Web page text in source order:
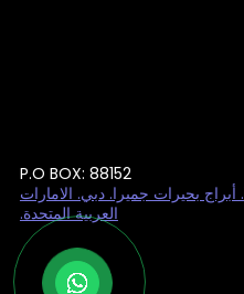
P.O BOX: 88152
فورتشن تاور كلستر C المكتب 1502. أبراج بحيرات جميرا. دبي. الامارات
العربية المتحدة.